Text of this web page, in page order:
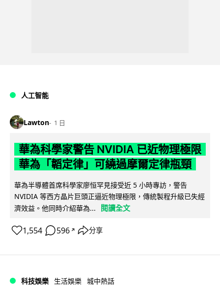
人工智能
Lawton 1 日
華為科學家警告 NVIDIA 已近物理極限
華為「韜定律」可繞過摩爾定律瓶頸
華為半導體首席科學家廖恒罕見接受近 5 小時專訪，警告
NVIDIA 等西方晶片巨頭正逼近物理極限，傳統製程升級已失經
濟效益。他同時介紹華為...
閱讀全文
1,554 596 ↗ 分享
科技娛樂 生活娛樂 城中熱話